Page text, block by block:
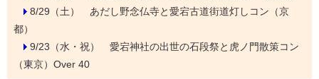
8/29（土） あだし野念仏寺と愛宕古道街道灯しコン（京
都）
9/23（水・祝） 愛宕神社の出世の石段祭と虎ノ門散策コン
（東京）Over 40